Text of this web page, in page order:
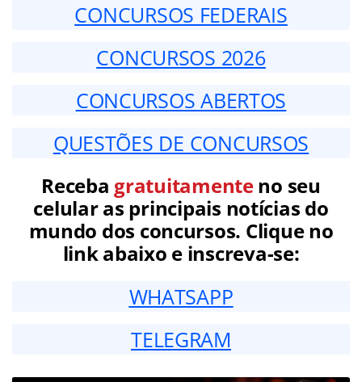
CONCURSOS FEDERAIS
CONCURSOS 2026
CONCURSOS ABERTOS
QUESTÕES DE CONCURSOS
Receba gratuitamenteno seu
celular as principais notícias do
mundo dos concursos. Clique no
link abaixo e inscreva-se:
WHATSAPP
TELEGRAM